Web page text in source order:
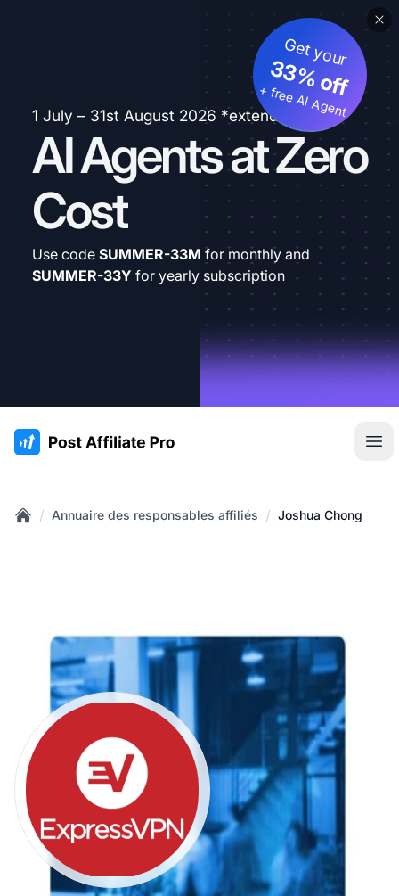
1 July – 31st August 2026 *extended
AI Agents at Zero
Cost
Get your
33% off
+ free AI Agent
Use code SUMMER-33M for monthly and
SUMMER-33Y for yearly subscription
:site.title
/ Annuaire des responsables affiliés / Joshua Chong